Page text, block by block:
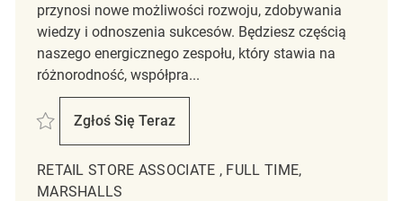
przynosi nowe możliwości rozwoju, zdobywania
wiedzy i odnoszenia sukcesów. Będziesz częścią
naszego energicznego zespołu, który stawia na
różnorodność, współpra...
Zapisać Merchandising Coordinator REQ136373
Zgłoś Się Teraz
Merchandising Coordinator
RETAIL STORE ASSOCIATE , FULL TIME,
MARSHALLS